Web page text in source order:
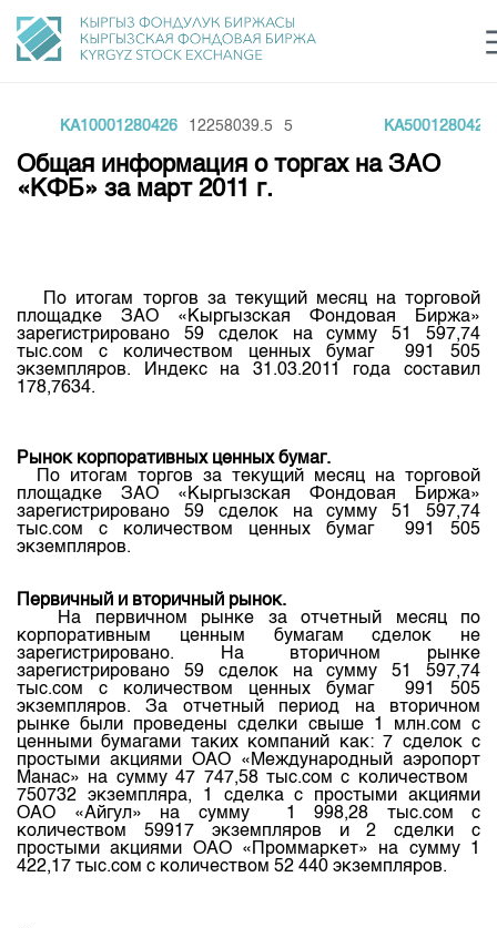
Финансовый рынок KG login Рус Кыр
Акционеры
Руководство
Внутренний аудитор
Участники торгов
Наши партнеры
Cтратегия развития
Контакты
Товарно-сырьевой сектор
Листинг
Центр раскрытия информации
Аналитика
Финансовый рынок KG
Пресс-клуб
Нормативная база
Биржевая деятельность
Центр раскрытия информации
Статистика торгов
Архив торгов
Индекс и Капитализация
Котировки по ЦБ
Расписание аукционов по ГЦБ
Результаты аукционов ГЦБ
Объем ГЦБ в обращении
Результаты аукционов по депозитам
Общая информация
План работы на год
KA10001280426 12258039.5 KA5001280426
Общая информация о торгах на ЗАО
«КФБ» за март 2011 г.
По итогам торгов за текущий месяц на торговой
площадке ЗАО «Кыргызская Фондовая Биржа»
зарегистрировано 59 сделок на сумму 51 597,74
тыс.сом с количеством ценных бумаг991 505
экземпляров. Индекс на 31.03.2011 года
составил
178,7634.
Рынок корпоративных ценных бумаг.
По
итогам торгов за текущий месяц на торговой
площадке ЗАО «Кыргызская Фондовая Биржа»
зарегистрировано 59 сделок на сумму 51 597,74
тыс.сом с количеством ценных бумаг991 505
экземпляров.
Первичный и вторичный рынок.
На
первичном рынке за отчетный месяц
по
корпоративным
ценным бумагам сделок
не
зарегистрировано. На вторичном
рынке
зарегистрировано 59 сделок на сумму 51 597,74
тыс.сом с количеством ценных бумаг991 505
экземпляров.За отчетный период на
вторичном
рынке были проведены сделки свыше1 млн.сом с
ценными бумагами таких компаний как: 7 сделокс
простыми акциями ОАО «Международный аэропорт
Манас» на сумму47 747,58 тыс.сом с количеством
750732 экземпляра, 1 сделкас простыми
акциями
ОАО «Айгул» на сумму1 998,28 тыс.сом с
количеством 59917 экземпляров и 2сделки с
простыми акциями ОАО « Проммаркет» на сумму1
422,17 тыс.сом с количеством 52 440 экземпляров.